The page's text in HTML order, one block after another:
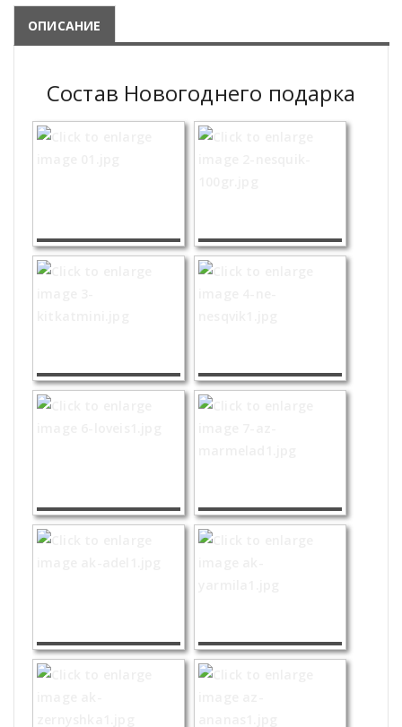
ОПИСАНИЕ
Состав Новогоднего подарка